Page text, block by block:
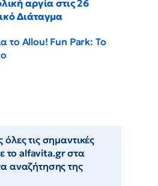
αργία στις 26
Διάταγμα
το Allou! Fun Park: Το
τις σημαντικές
το alfavita.gr στα
αναζήτησης της